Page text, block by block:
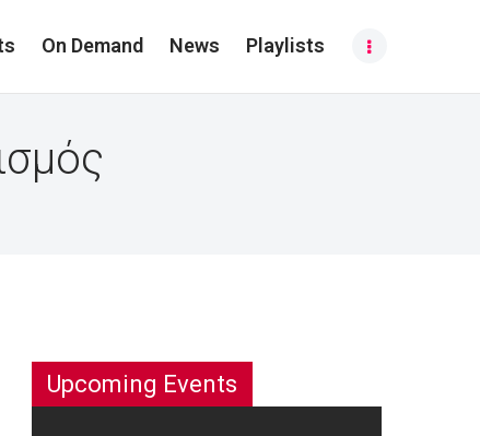
On Demand News Playlists
Upcoming Events